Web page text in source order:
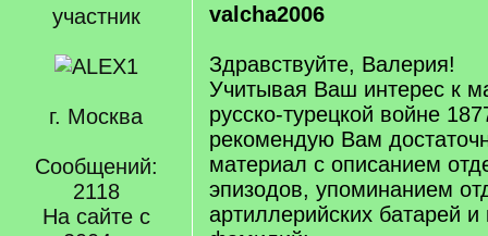
учаcтник
г. Москва
Сообщений:
2118
На сайте с
valcha2006
Здравствуйте, Валерия!
Учитывая Ваш интерес к
русско-турецкой войне
рекомендую Вам
материал с описанием
эпизодов, упоминанием
артиллерийских батарей и